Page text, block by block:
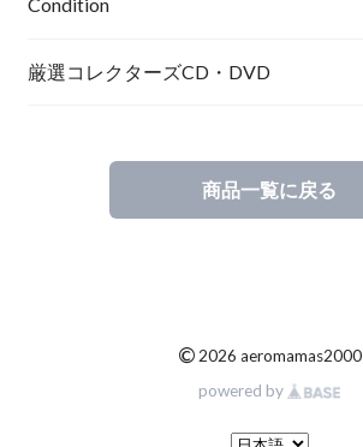
厳選コレクターズCD・DVD
商品一覧に戻る
© 2026 aeromamas2000
powered by